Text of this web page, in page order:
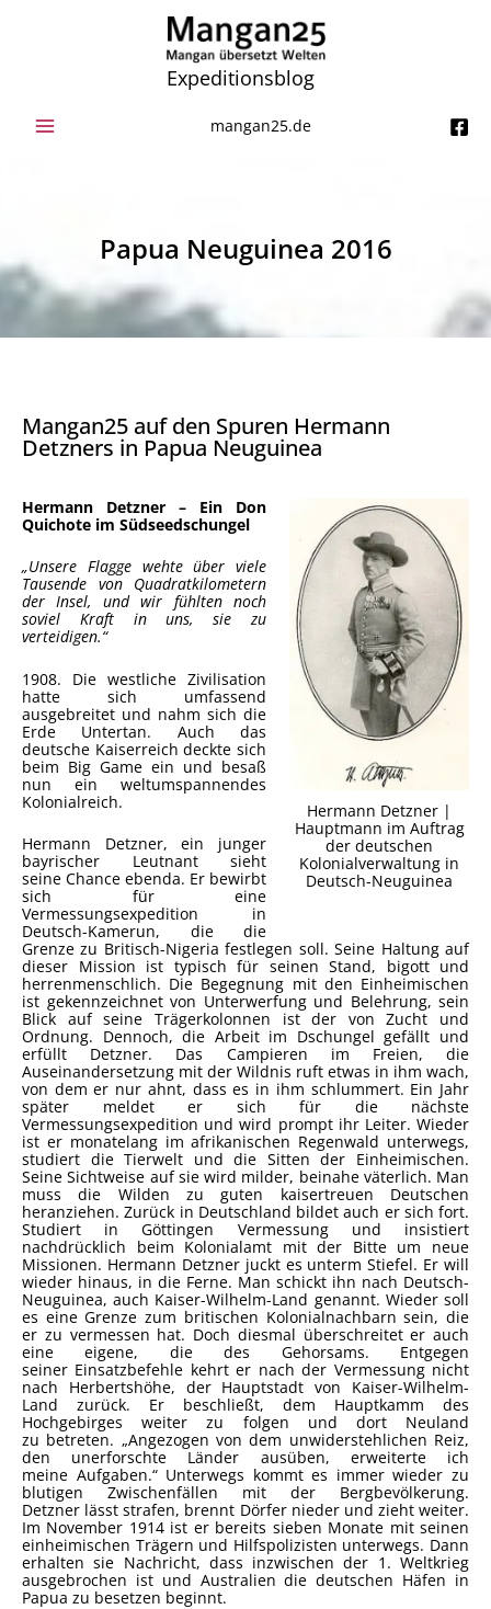
Expeditionsblog
mangan25.de
Papua Neuguinea 2016
Mangan25 auf den Spuren Hermann
Detzners in Papua Neuguinea
Hermann Detzner |
Hauptmann im Auftrag
der deutschen
Kolonialverwaltung in
Deutsch-Neuguinea
Hermann Detzner – Ein Don
Quichote im Südseedschungel
„Unsere Flagge wehte über viele
Tausende von Quadratkilometern
der Insel, und wir fühlten noch
soviel Kraft in uns, sie zu
verteidigen.“
1908. Die westliche Zivilisation
hatte sich umfassend
ausgebreitet und nahm sich die
Erde Untertan. Auch das
deutsche Kaiserreich deckte sich
beim Big Game ein und besaß
nun ein weltumspannendes
Kolonialreich.
Hermann Detzner, ein junger
bayrischer Leutnant sieht
seine Chance ebenda. Er bewirbt
sich für eine
Vermessungsexpedition in
Deutsch-Kamerun, die die
Grenze zu Britisch-Nigeria festlegen soll. Seine Haltung auf
dieser Mission ist typisch für seinen Stand, bigott und
herrenmenschlich. Die Begegnung mit den Einheimischen
ist gekennzeichnet von Unterwerfung und Belehrung, sein
Blick auf seine Trägerkolonnen ist der von Zucht und
Ordnung. Dennoch, die Arbeit im Dschungel gefällt und
erfüllt Detzner. Das Campieren im Freien, die
Auseinandersetzung mit der Wildnis ruft etwas in ihm wach,
von dem er nur ahnt, dass es in ihm schlummert. Ein Jahr
später meldet er sich für die nächste
Vermessungsexpedition und wird prompt ihr Leiter. Wieder
ist er monatelang im afrikanischen Regenwald unterwegs,
studiert die Tierwelt und die Sitten der Einheimischen.
Seine Sichtweise auf sie wird milder, beinahe väterlich. Man
muss die Wilden zu guten kaisertreuen Deutschen
heranziehen. Zurück in Deutschland bildet auch er sich fort.
Studiert in Göttingen Vermessung und insistiert
nachdrücklich beim Kolonialamt mit der Bitte um neue
Missionen. Hermann Detzner juckt es unterm Stiefel. Er will
wieder hinaus, in die Ferne. Man schickt ihn nach Deutsch-
Neuguinea, auch Kaiser-Wilhelm-Land genannt. Wieder soll
es eine Grenze zum britischen Kolonialnachbarn sein, die
er zu vermessen hat. Doch diesmal überschreitet er auch
eine eigene, die des Gehorsams. Entgegen
seiner Einsatzbefehle kehrt er nach der Vermessung nicht
nach Herbertshöhe, der Hauptstadt von Kaiser-Wilhelm-
Land zurück. Er beschließt, dem Hauptkamm des
Hochgebirges weiter zu folgen und dort Neuland
zu betreten. „Angezogen von dem unwiderstehlichen Reiz,
den unerforschte Länder ausüben, erweiterte ich
meine Aufgaben.“ Unterwegs kommt es immer wieder zu
blutigen Zwischenfällen mit der Bergbevölkerung.
Detzner lässt strafen, brennt Dörfer nieder und zieht weiter.
Im November 1914 ist er bereits sieben Monate mit seinen
einheimischen Trägern und Hilfspolizisten unterwegs. Dann
erhalten sie Nachricht, dass inzwischen der 1. Weltkrieg
ausgebrochen ist und Australien die deutschen Häfen in
Papua zu besetzen beginnt.